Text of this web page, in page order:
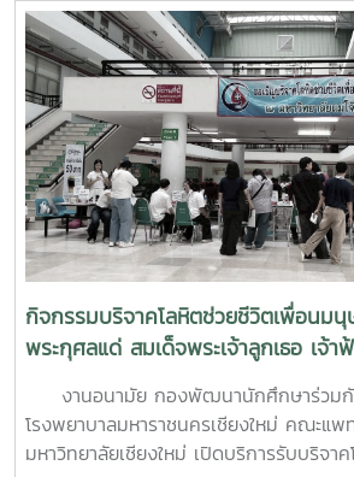
บุคลากรจากทั้งเครือข่าย ทปอ. และเครือ
เอกชนแห่งประเทศไทย (สสอท.) การอบร
พัฒนาองค์ความรู้และทักษะที่จำเป็นในกา
ครอบคลุมตั้งแต่:ความรู้พื้นฐานด้านสุขภาพจิ
ปัญหา และปัจจัยเสี่ยงต่าง ๆ การคัดกรอง
เบื้องต้น: ด้วยเครื่องมือมาตรฐาน เช่น
ST-5 ทักษะการให้คำปรึกษาเบื้องต้น: อา
(Active Listening), ความเข้าใจใส่ใจ
ปฐมพยาบาลทางจิตใจ (Psychological
นอกจากนี้ ยังมีการเรียนรู้ระบบการดูแลแ
ฉุกเฉิน การทำงานร่วมกับผู้เชี่ยวชาญทาง
การติดตามดูแลนิสิตอย่างต่อเนื่องสำหรับวั
มุ่งเน้นการจัดการสถานการณ์วิกฤตในมหา
เสี่ยงต่อการฆ่าตัวตาย การทำร้ายตนเอง ค
ลั่นแกล้งทางไซเบอร์ (Cyberbullying) รวม
กิจกรรมเชิงป้องกันเพื่อสร้างความยืดหยุ่น
กิจกรรมบริจาคโลหิตช่วยชีวิตเพื่อนมนุ
พระกุศลแด่ สมเด็จพระเจ้าลูกเธอ เจ้
นทิราเทพยวดี กรมหลวงราช สาริณีสิริ
ธิดางานอนามัย กองพัฒนานักศึกษาร่วมกั
โรงพยาบาลมหาราชนครเชียงใหม่ คณะแพ
มหาวิทยาลัยเชียงใหม่ เปิดบริการรับบริจา